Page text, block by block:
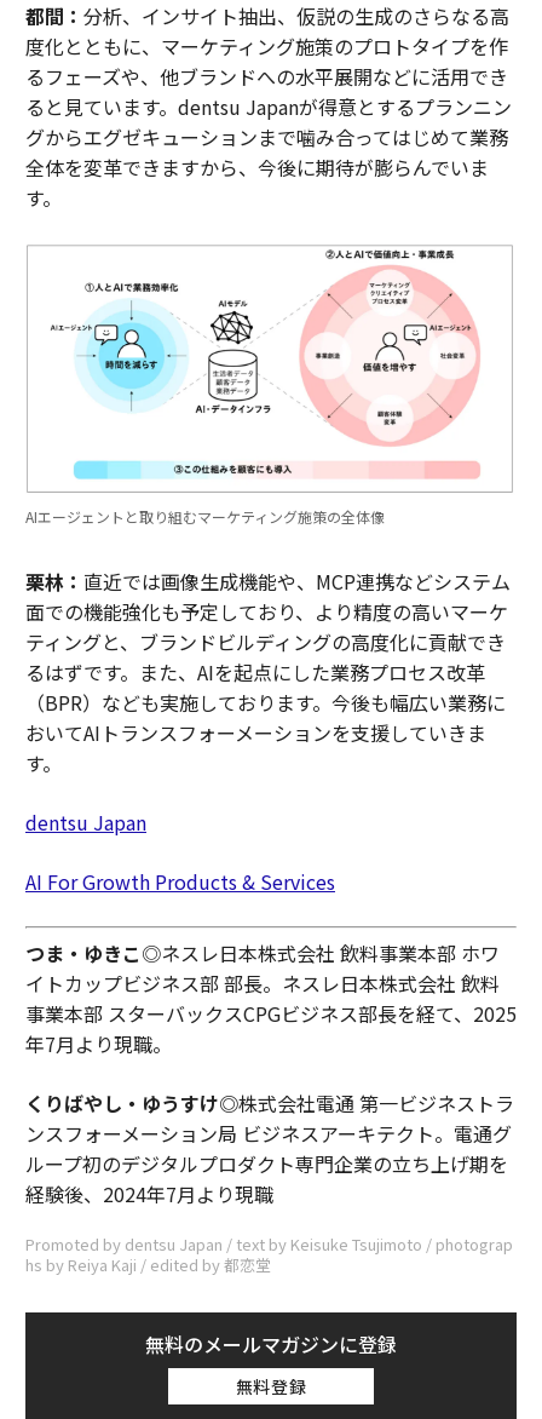
都間： 分析、インサイト抽出、仮説の生成のさらなる高
度化とともに、マーケティング施策のプロトタイプを作
るフェーズや、他ブランドへの水平展開などに活用でき
ると見ています。dentsu Japanが得意とするプランニン
グからエグゼキューションまで噛み合ってはじめて業務
全体を変革できますから、今後に期待が膨らんでいま
す。
AIエージェントと取り組むマーケティング施策の全体像
栗林： 直近では画像生成機能や、MCP連携などシステム
面での機能強化も予定しており、より精度の高いマーケ
ティングと、ブランドビルディングの高度化に貢献でき
るはずです。また、AIを起点にした業務プロセス改革
（BPR）なども実施しております。今後も幅広い業務に
おいてAIトランスフォーメーションを支援していきま
す。
dentsu Japan
AI For Growth Products & Services
つま・ゆきこ◎ネスレ日本株式会社 飲料事業本部 ホワ
イトカップビジネス部 部長。ネスレ日本株式会社 飲料
事業本部 スターバックスCPGビジネス部長を経て、2025
年7月より現職。
くりばやし・ゆうすけ◎株式会社電通 第一ビジネストラ
ンスフォーメーション局 ビジネスアーキテクト。電通グ
ループ初のデジタルプロダクト専門企業の立ち上げ期を
経験後、2024年7月より現職
Promoted by dentsu Japan / text by Keisuke Tsujimoto / photograp
hs by Reiya Kaji / edited by 都恋堂
無料のメールマガジンに登録
無料登録